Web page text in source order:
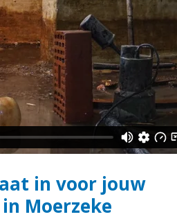
in voor jouw
Moerzeke